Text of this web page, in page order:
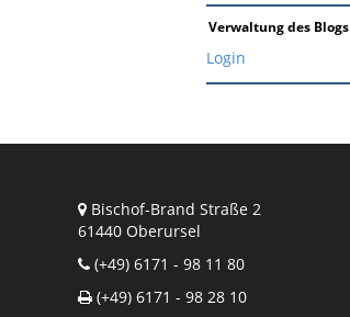
Verwaltung des Blogs
Login
Bischof-Brand Straße 2
61440 Oberursel
(+49) 6171 - 98 11 80
(+49) 6171 - 98 28 10